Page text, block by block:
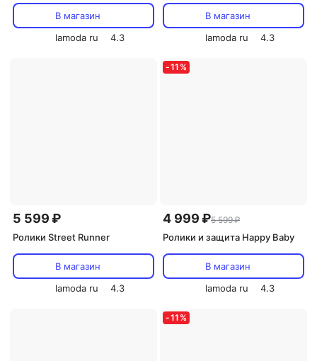
В магазин
lamoda ru
4.3
В магазин
lamoda ru
4.3
5 599 ₽
Ролики Street Runner
В магазин
lamoda ru
4.3
-11 %
4 999 ₽5 599 ₽
Ролики и защита Happy Baby
В магазин
lamoda ru
4.3
-11 %